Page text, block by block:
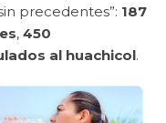
precedentes”: 187
, 450
al huachicol.